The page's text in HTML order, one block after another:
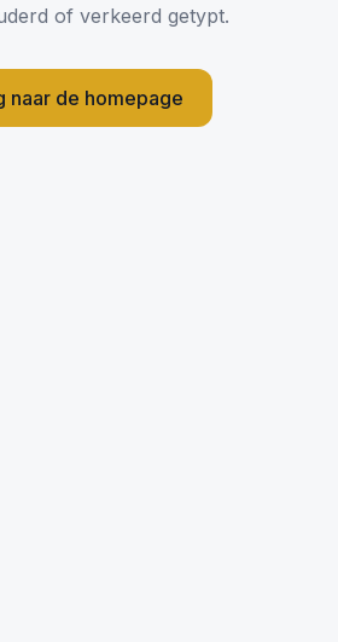
of verkeerd getypt.
naar de homepage